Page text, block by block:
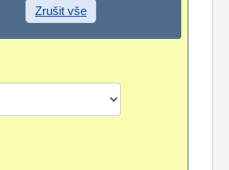
Zrušit vše